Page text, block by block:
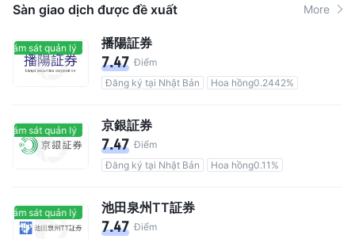
Sàn giao dịch được đề xuất More
sát quản lý Có giám sát quản lý
播陽証券
7.47 Điểm
Đăng ký tại Nhật Bản
Hoa hồng0.2442%
sát quản lý Có giám sát quản lý
京銀証券
7.47 Điểm
Đăng ký tại Nhật Bản
Hoa hồng0.11%
sát quản lý Có giám sát quản lý
池田泉州TT証券
7.47 Điểm